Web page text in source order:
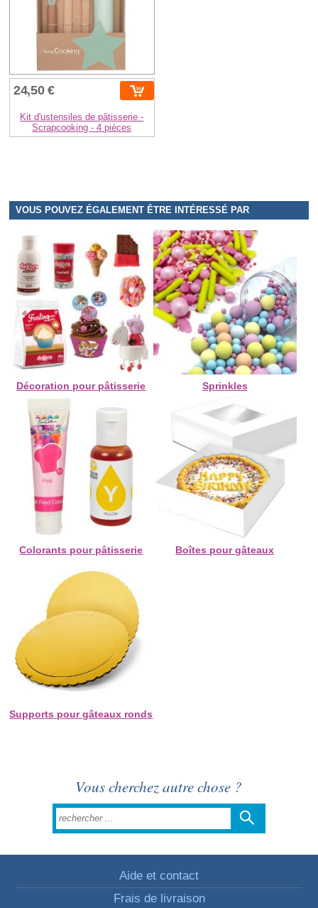
24,50 €
Kit d'ustensiles de pâtisserie -
Scrapcooking - 4 pièces
VOUS POUVEZ ÉGALEMENT ÊTRE INTÉRESSÉ PAR
Décoration pour pâtisserie Sprinkles
Colorants pour pâtisserie Boîtes pour gâteaux
Supports pour gâteaux ronds
Vous cherchez autre chose ?
Aide et contact
Frais de livraison